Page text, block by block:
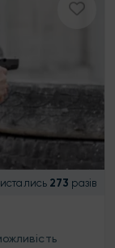
273 разів